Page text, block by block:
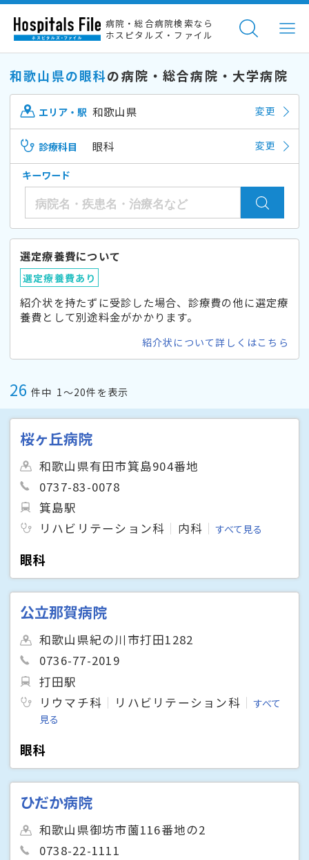
病院・総合病院検索なら
ホスピタルズ・ファイル
和歌山県の眼科の病院・総合病院・大学病院
エリア・駅 和歌山県 変更
診療科目 眼科 変更
キーワード
選定療養費について
選定療養費あり
紹介状を持たずに受診した場合、診療費の他に選定療
養費として別途料金がかかります。
紹介状について詳しくはこちら
26 件中 1〜20件を表示
桜ヶ丘病院
和歌山県有田市箕島904番地
0737-83-0078
箕島駅
リハビリテーション科
内科 すべて見る
眼科
公立那賀病院
和歌山県紀の川市打田1282
0736-77-2019
打田駅
リウマチ科
リハビリテーション科
すべて
見る
眼科
ひだか病院
和歌山県御坊市薗116番地の2
0738-22-1111